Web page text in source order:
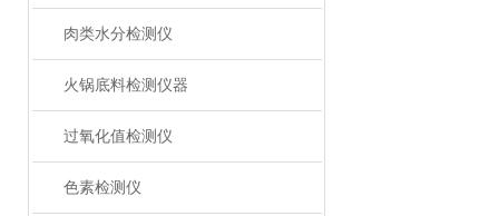
肉类水分检测仪
火锅底料检测仪器
过氧化值检测仪
色素检测仪